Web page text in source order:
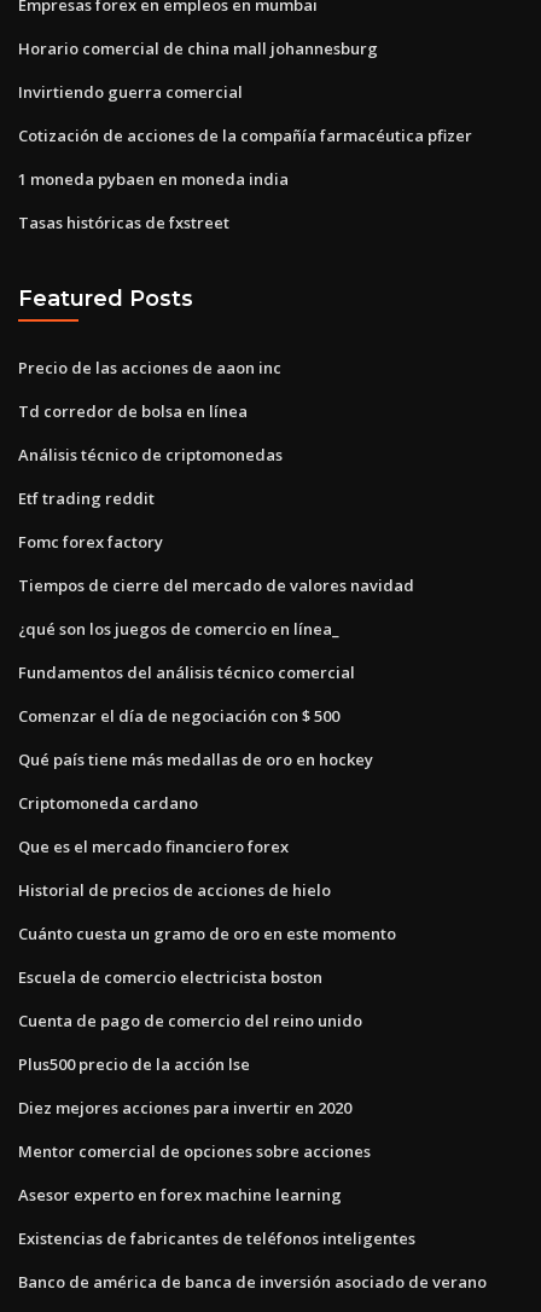
Empresas forex en empleos en mumbai
Horario comercial de china mall johannesburg
Invirtiendo guerra comercial
Cotización de acciones de la compañía farmacéutica pfizer
1 moneda pybaen en moneda india
Tasas históricas de fxstreet
Featured Posts
Precio de las acciones de aaon inc
Td corredor de bolsa en línea
Análisis técnico de criptomonedas
Etf trading reddit
Fomc forex factory
Tiempos de cierre del mercado de valores navidad
¿qué son los juegos de comercio en línea_
Fundamentos del análisis técnico comercial
Comenzar el día de negociación con $ 500
Qué país tiene más medallas de oro en hockey
Criptomoneda cardano
Que es el mercado financiero forex
Historial de precios de acciones de hielo
Cuánto cuesta un gramo de oro en este momento
Escuela de comercio electricista boston
Cuenta de pago de comercio del reino unido
Plus500 precio de la acción lse
Diez mejores acciones para invertir en 2020
Mentor comercial de opciones sobre acciones
Asesor experto en forex machine learning
Existencias de fabricantes de teléfonos inteligentes
Banco de américa de banca de inversión asociado de verano